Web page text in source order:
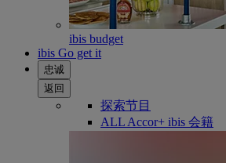
ibis budget
ibis Go get it
忠诚
返回
探索节目
ALL Accor+ ibis 会籍